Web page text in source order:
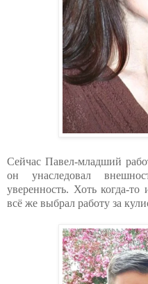
Сейчас Павел-младший
он унаследовал
уверенность. Хоть когда-то
всё же выбрал работу за